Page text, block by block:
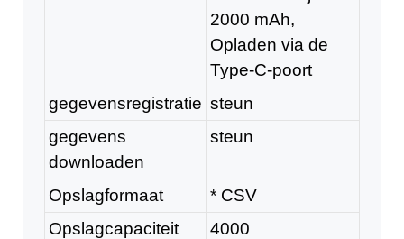
2000 mAh,
Opladen via de
Type-C-poort
gegevensregistratie steun
gegevens
downloaden
steun
Opslagformaat
* CSV
Opslagcapaciteit
4000